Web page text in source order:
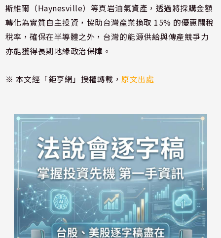
斯維爾（Haynesville）等頁岩油氣資產，透過將採購金額
轉化為實質自主投資，協助台灣產業換取 15% 的優惠關稅
稅率，確保在半導體之外，台灣的能源供給與傳產競爭力
亦能獲得長期地緣政治保障。
※ 本文經「鉅亨網」授權轉載，原文出處